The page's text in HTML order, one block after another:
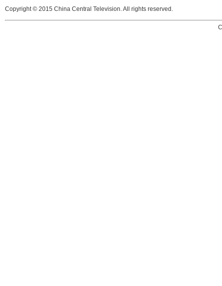
Copyright © 2015 China Central Television. All rights reserved.